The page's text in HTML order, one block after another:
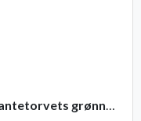
Plantetorvets grønne vandingspose 75 liter